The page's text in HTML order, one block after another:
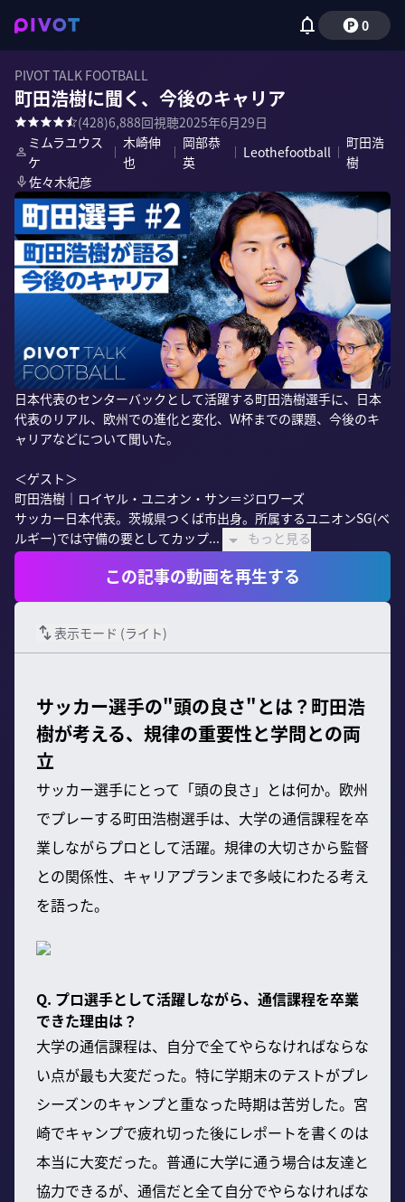
0
PIVOT TALK FOOTBALL
町田浩樹に聞く、今後のキャリア
(428)6,888回視聴2025年6月29日
ミムラユウス
ケ
｜
木崎伸
也
｜
岡部恭
英
｜ Leothefootball ｜
町田浩
樹
佐々木紀彦
日本代表のセンターバックとして活躍する町田浩樹選手に、日本
代表のリアル、欧州での進化と変化、W杯までの課題、今後のキ
ャリアなどについて聞いた。
＜ゲスト＞
町田浩樹｜ロイヤル・ユニオン・サン＝ジロワーズ
サッカー日本代表。茨城県つくば市出身。所属するユニオンSG(ベ
ルギー)では守備の要としてカップ...
もっと見る
この記事の動画を再生する
表示モード (ライト)
サッカー選手の"頭の良さ"とは？町田浩
樹が考える、規律の重要性と学問との両
立
サッカー選手にとって「頭の良さ」とは何か。欧州
でプレーする町田浩樹選手は、大学の通信課程を卒
業しながらプロとして活躍。規律の大切さから監督
との関係性、キャリアプランまで多岐にわたる考え
を語った。
Q. プロ選手として活躍しながら、通信課程を卒業
できた理由は？
大学の通信課程は、自分で全てやらなければならな
い点が最も大変だった。特に学期末のテストがプレ
シーズンのキャンプと重なった時期は苦労した。宮
崎でキャンプで疲れ切った後にレポートを書くのは
本当に大変だった。普通に大学に通う場合は友達と
協力できるが、通信だと全て自分でやらなければな